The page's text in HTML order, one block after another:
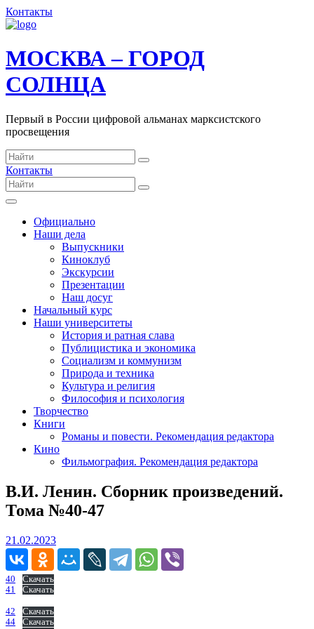
Контакты
МОСКВА – ГОРОД
СОЛНЦА
Первый в России цифровой альманах марксистского
просвещения
Контакты
Официально
Наши дела
Выпускники
Киноклуб
Экскурсии
Презентации
Наш досуг
Начальный курс
Наши университеты
История и ратная слава
Публицистика и экономика
Социализм и коммунизм
Природа и техника
Культура и религия
Философия и психология
Творчество
Книги
Романы и повести. Рекомендация редактора
Кино
Фильмография. Рекомендация редактора
В.И. Ленин. Сборник произведений.
Тома №40-47
21.02.202321.02.2023
40
Скачать
41
Скачать
42
Скачать
44
Скачать